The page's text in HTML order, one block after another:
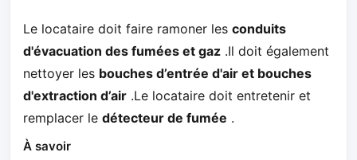
Le locataire doit faire ramoner les conduits
d'évacuation des fumées et gaz .Il doit également
nettoyer les bouches d’entrée d'air et bouches
d'extraction d’air .Le locataire doit entretenir et
remplacer le détecteur de fumée .
À savoir